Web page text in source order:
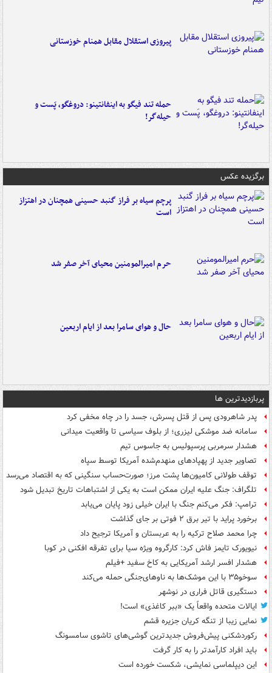
پیروزی استقلال مقابل همنام خوزستانی
حمله تند فیگو به اینفانتینو: دروغگو، پَست‌ و
حیله‌گر!
برگزیده عکس
پرچم سیاه بر فراز گنبد حسینی همچنان در اهتزاز
است
حرم امیرالمومنین محیای آخر صفر شد
حال و هوای سامرا بعد از ایام اربعین
پربازدیدترین ها
پدر شاهرودی پس از قتل پسرش، جسد را در چاه مخفی کرد
سامانه ضد موشکی لیزری؛ از بلوف سیاسی تا واقعیت میدانی
هشدار سرمربی پرسپولیس به جاسوس تیم
تصاویر جدید از پهپادهای منهدم‌شده آمریکا توسط سپاه
توقف طولانی کامیون‌ها پشت مرز؛ صورت‌حساب سنگینی که به اقتصاد می‌رسد
تلگراف: جنگ علیه ایران ممکن است به یکی از اشتباهات تاریخ تبدیل شود
ترامپ: فکر می‌کنم جنگ با ایران خیلی زود پایان می‌یابد
برخورد پراید با تیر برق ۲ فوتی بر جای گذاشت
چرا محمد صلاح ترکیه را به عربستان و آمریکا ترجیح داد
نیویورک تایمز فاش کرد: کارگروه ویژه سیا برای تفرقه افکنی در کوبا
هشدار افسر ارشد آمریکایی به کاخ سفید +فیلم
سوخو۳۵ با این موشک‌ها به ناوهای‌جنگی حمله می‌کند
دستگیری قاتل فراری در نوشهر
ایالات متحده واقعاً یک «ببر کاغذی» است!
نمایی زیبا از تنگه کریان جزیره قشم
رکوردشکنی پیش‌فروش جدیدترین گوشی‌های تاشوی سامسونگ
باید افراد کارآمدتر را به کار گرفت
این دیپلماسی نمایشی، شکست خورده است